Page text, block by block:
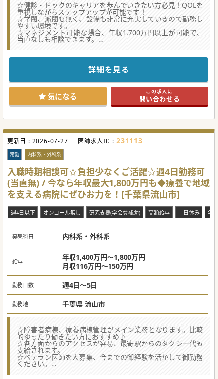
☆健診・ドックのキャリアを歩んでいきたい方必見！QOLを
重視しながらステップアップが可能です！
☆学閥、派閥も無く、設備も非常に充実しているので勤務し
やすい環境です。
☆マネジメント可能な場合、年収1,700万円以上が可能で、
当直なしも相談できます。
都内からの通勤も容易、大型法人が経営する二次救急病院の
専門科も多数標榜、最新の医療設備を揃え働きやすい環境と
なっておりますので自身のスキルを磨きたい方に
うってつけの病院です。
大型法人らしく福利厚生も充実していますのでご興味ある方
はお気軽にご連絡ください。
詳細を見る
気になる この求人に
問い合わせる
更新日 : 2026-07-27 医師求人ID : 231113
常勤 内科系・外科系
入職時期相談可☆負担少なくご活躍☆週4日勤務可
(当直無) / 今なら年収最大1,800万円も◆療養で地域
を支える病院にぜひお力を！[千葉県流山市]
週4日以下 オンコール無し 研究支援(学会費補助) 高額給与 土日休み 年
募集科目 内科系・外科系
給与
年収1,400万円～1,800万円
月収116万円～150万円
勤務日数 週4日～5日
勤務地 千葉県 流山市
☆障害者病棟、療養病棟管理がメイン業務となります。比較
的ゆったり働きたい方におすすめ♪
☆各方面からのアクセスが容易、最寄駅からのタクシー代も
支給されます。
☆ベテラン医師を大募集、今までの御経験を活かして御勤務
ください。